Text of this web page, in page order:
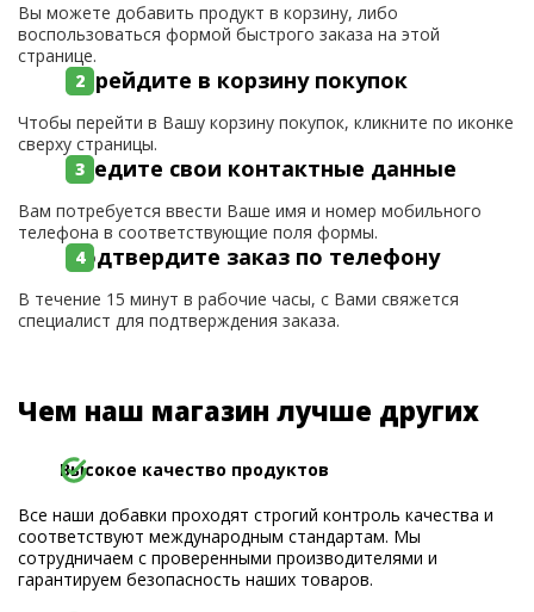
Вы можете добавить продукт в корзину, либо
воспользоваться формой быстрого заказа на этой
странице.
Перейдите в корзину покупок
Чтобы перейти в Вашу корзину покупок, кликните по иконке
сверху страницы.
Введите свои контактные данные
Вам потребуется ввести Ваше имя и номер мобильного
телефона в соответствующие поля формы.
Подтвердите заказ по телефону
В течение 15 минут в рабочие часы, с Вами свяжется
специалист для подтверждения заказа.
Чем наш магазин лучше других
Высокое качество продуктов
Все наши добавки проходят строгий контроль качества и
соответствуют международным стандартам. Мы
сотрудничаем с проверенными производителями и
гарантируем безопасность наших товаров.